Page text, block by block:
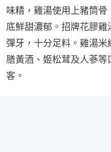
味精，雞湯使用上豬筒
底鮮甜濃郁。招牌花膠
彈牙，十分足料。雞湯
膳黃酒、姬松茸及人蔘
客。